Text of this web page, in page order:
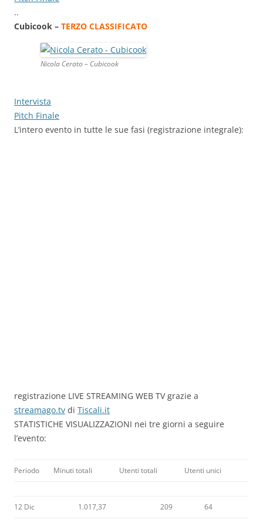
..
Cubicook – TERZO CLASSIFICATO
Nicola Cerato – Cubicook
Intervista
Pitch Finale
L’intero evento in tutte le sue fasi (registrazione integrale):
registrazione LIVE STREAMING WEB TV grazie a
streamago.tv di Tiscali.it
STATISTICHE VISUALIZZAZIONI nei tre giorni a seguire
l’evento:
Periodo Minuti totali Utenti totali Utenti unici
12 Dic 1.017,37 209 64